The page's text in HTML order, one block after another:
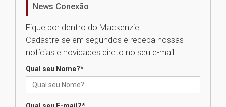
Seminário discute desafios
das novas tecnologias em
News Conexão
Fique por dentro do Mackenzie!
Cadastre-se em segundos e receba nossas
notícias e novidades direto no seu e-mail.
Qual seu Nome?*